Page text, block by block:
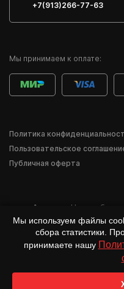
Мы принимаем к оплате:
+7(913)266-77-63
Политика
Пользовательское
Публичная оферта
Адрес: г. Новосибирск
*Деятельность компании Meta
признана в России
Мы используем файлы
сбора статистики.
принимаете нашу